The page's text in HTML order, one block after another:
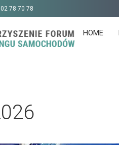
78 70 78
HOME